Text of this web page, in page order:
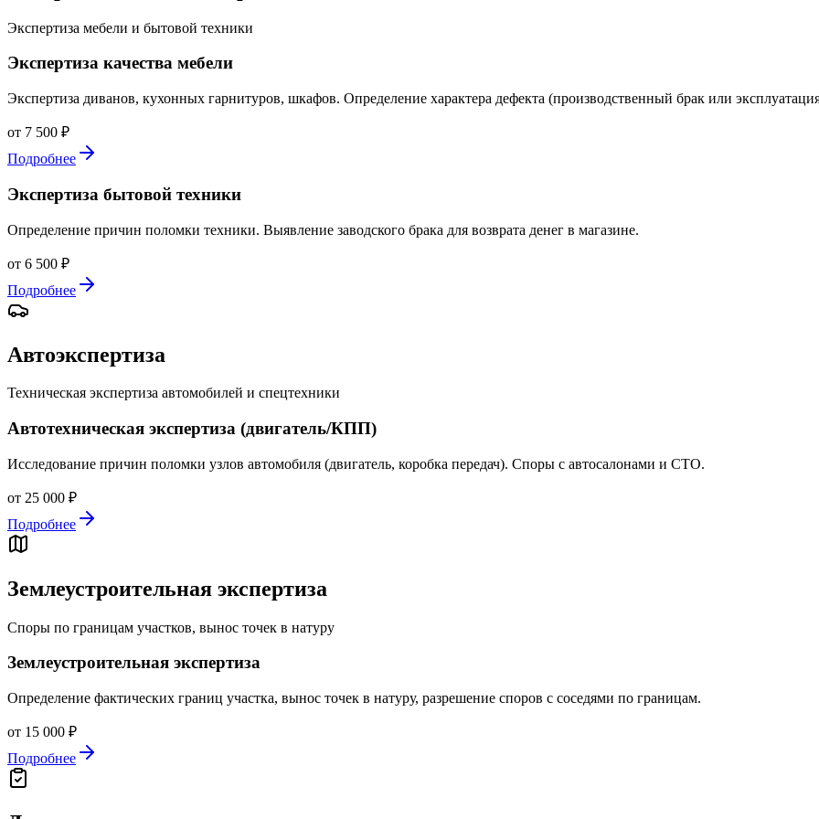
Экспертиза мебели и бытовой техники
Экспертиза качества мебели
Экспертиза диванов, кухонных гарнитуров, шкафов. Определение характера дефекта (производственный брак или
от 7 500 ₽
Подробнее
Экспертиза бытовой техники
Определение причин поломки техники. Выявление заводского брака для возврата денег в магазине.
от 6 500 ₽
Подробнее
Автоэкспертиза
Техническая экспертиза автомобилей и спецтехники
Автотехническая экспертиза (двигатель/КПП)
Исследование причин поломки узлов автомобиля (двигатель, коробка передач). Споры с автосалонами и СТО.
от 25 000 ₽
Подробнее
Землеустроительная экспертиза
Споры по границам участков, вынос точек в натуру
Землеустроительная экспертиза
Определение фактических границ участка, вынос точек в натуру, разрешение споров с соседями по границам.
от 15 000 ₽
Подробнее